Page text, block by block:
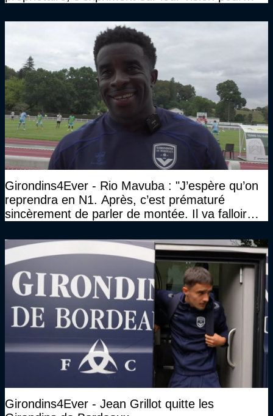
Girondins4Ever - Rio Mavuba : "J’espère qu’on
reprendra en N1. Après, c’est prématuré
sincèrement de parler de montée. Il va falloir
Girondins4Ever - Jean Grillot quitte les